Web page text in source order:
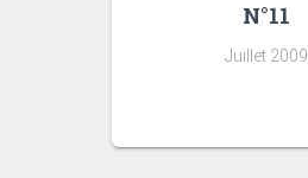
N°11
Juillet 2009